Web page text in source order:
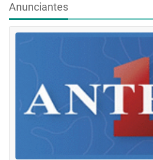
Anunciantes